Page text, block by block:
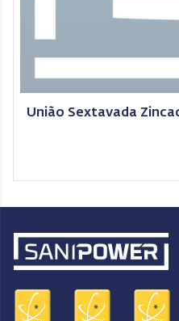
União Sextavada